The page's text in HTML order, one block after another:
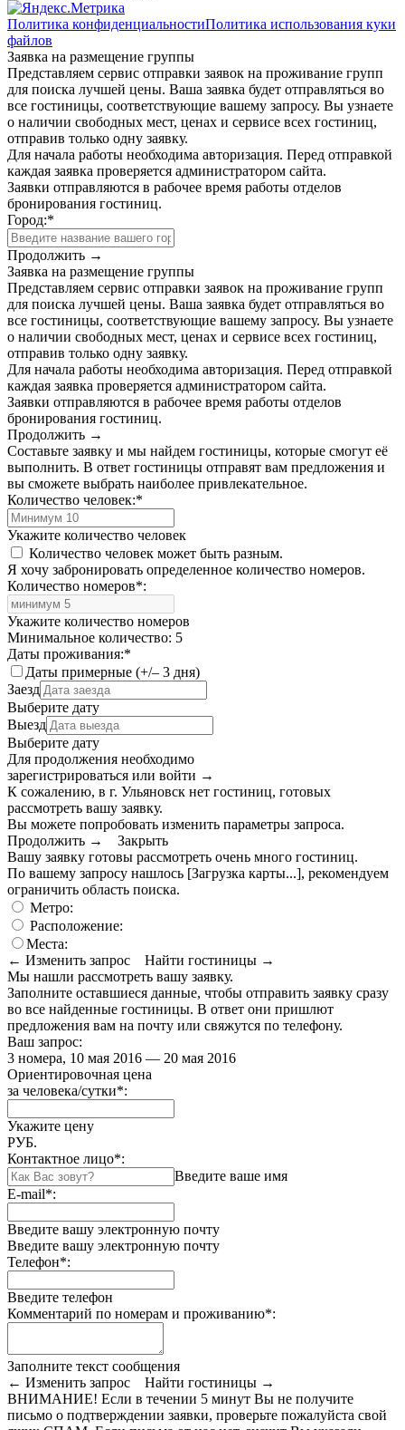
Политика конфиденциальностиПолитика использования куки
файлов
Заявка на размещение группы
Представляем сервис отправки заявок на проживание групп
для поиска лучшей цены. Ваша заявка будет отправляться во
все гостиницы, соответствующие вашему запросу. Вы узнаете
о наличии свободных мест, ценах и сервисе всех гостиниц,
отправив только одну заявку.
Для начала работы необходима авторизация. Перед отправкой
каждая заявка проверяется администратором сайта.
Заявки отправляются в рабочее время работы отделов
бронирования гостиниц.
Город:*
Продолжить →
Заявка на размещение группы
Представляем сервис отправки заявок на проживание групп
для поиска лучшей цены. Ваша заявка будет отправляться во
все гостиницы, соответствующие вашему запросу. Вы узнаете
о наличии свободных мест, ценах и сервисе всех гостиниц,
отправив только одну заявку.
Для начала работы необходима авторизация. Перед отправкой
каждая заявка проверяется администратором сайта.
Заявки отправляются в рабочее время работы отделов
бронирования гостиниц.
Продолжить →
Составьте заявку и мы найдем гостиницы, которые смогут её
выполнить. В ответ гостиницы отправят вам предложения и
вы сможете выбрать наиболее привлекательное.
Количество человек:*
Укажите количество человек
Количество человек может быть разным.
Я хочу забронировать определенное количество номеров.
Количество номеров*:
Укажите количество номеров
Минимальное количество: 5
Даты проживания:*
Даты примерные (+/– 3 дня)
Заезд
Выберите дату
Выезд
Выберите дату
Для продолжения необходимо
зарегистрироваться или войти →
К сожалению, в г. Ульяновск нет гостиниц, готовых
рассмотреть вашу заявку.
Вы можете попробовать изменить параметры запроса.
Продолжить →
Закрыть
Вашу заявку готовы рассмотреть очень много гостиниц.
По вашему запросу нашлось [Загрузка карты...], рекомендуем
ограничить область поиска.
Метро:
Расположение:
Места:
← Изменить запрос
Найти гостиницы →
Мы нашли рассмотреть вашу заявку.
Заполните оставшиеся данные, чтобы отправить заявку сразу
во все найденные гостиницы. В ответ они пришлют
предложения вам на почту или свяжутся по телефону.
Ваш запрос:
3 номера, 10 мая 2016 — 20 мая 2016
Ориентировочная цена
за человека/сутки*:
Укажите цену
РУБ.
Контактное лицо*:
Введите ваше имя
E-mail*:
Введите вашу электронную почту
Введите вашу электронную почту
Телефон*:
Введите телефон
Комментарий по номерам и проживанию*:
Заполните текст сообщения
← Изменить запрос
Найти гостиницы →
ВНИМАНИЕ! Если в течении 5 минут Вы не получите
письмо о подтверждении заявки, проверьте пожалуйста свой